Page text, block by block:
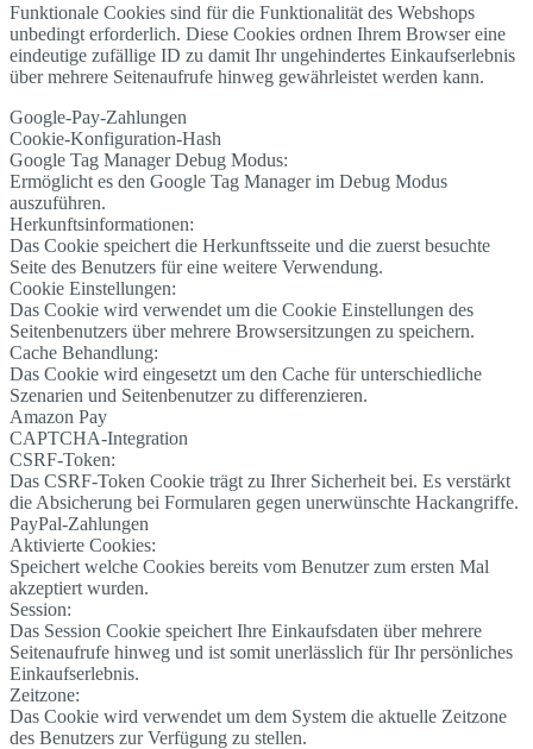
Funktionale Cookies sind für die Funktionalität des Webshops
unbedingt erforderlich. Diese Cookies ordnen Ihrem Browser eine
eindeutige zufällige ID zu damit Ihr ungehindertes Einkaufserlebnis
über mehrere Seitenaufrufe hinweg gewährleistet werden kann.
Google-Pay-Zahlungen
Cookie-Konfiguration-Hash
Google Tag Manager Debug Modus:
Ermöglicht es den Google Tag Manager im Debug Modus
auszuführen.
Herkunftsinformationen:
Das Cookie speichert die Herkunftsseite und die zuerst besuchte
Seite des Benutzers für eine weitere Verwendung.
Cookie Einstellungen:
Das Cookie wird verwendet um die Cookie Einstellungen des
Seitenbenutzers über mehrere Browsersitzungen zu speichern.
Cache Behandlung:
Das Cookie wird eingesetzt um den Cache für unterschiedliche
Szenarien und Seitenbenutzer zu differenzieren.
Amazon Pay
CAPTCHA-Integration
CSRF-Token:
Das CSRF-Token Cookie trägt zu Ihrer Sicherheit bei. Es verstärkt
die Absicherung bei Formularen gegen unerwünschte Hackangriffe.
PayPal-Zahlungen
Aktivierte Cookies:
Speichert welche Cookies bereits vom Benutzer zum ersten Mal
akzeptiert wurden.
Session:
Das Session Cookie speichert Ihre Einkaufsdaten über mehrere
Seitenaufrufe hinweg und ist somit unerlässlich für Ihr persönliches
Einkaufserlebnis.
Zeitzone:
Das Cookie wird verwendet um dem System die aktuelle Zeitzone
des Benutzers zur Verfügung zu stellen.